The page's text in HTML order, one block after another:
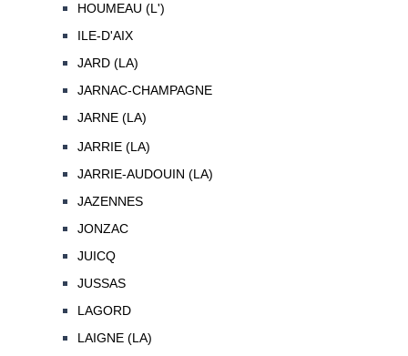
HOUMEAU (L')
ILE-D'AIX
JARD (LA)
JARNAC-CHAMPAGNE
JARNE (LA)
JARRIE (LA)
JARRIE-AUDOUIN (LA)
JAZENNES
JONZAC
JUICQ
JUSSAS
LAGORD
LAIGNE (LA)